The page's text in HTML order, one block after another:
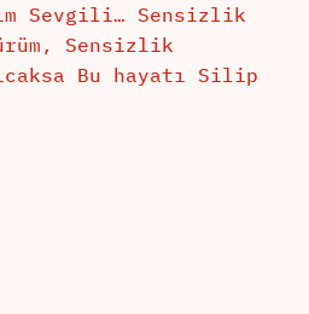
Sevgili… Sensizlik
Sensizlik
Bu hayatı Silip